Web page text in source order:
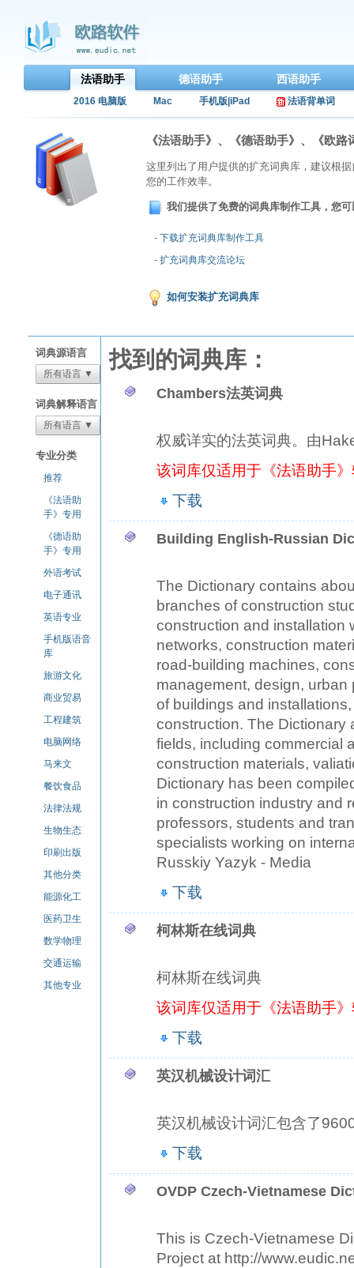
法语助手 德语助手 西语助手
2016 电脑版 Mac 手机版|iPad 法语背单词
《法语助手》、《德语助手》、《欧
这里列出了用户提供的扩充词典库，建议根
您的工作效率。
我们提供了免费的词典库制作工具，您
- 下载扩充词典库制作工具
- 扩充词典库交流论坛
如何安装扩充词典库
词典源语言
所有语言 ▼
词典解释语言
所有语言 ▼
专业分类
推荐
《法语助
手》专用
《德语助
手》专用
外语考试
电子通讯
英语专业
手机版语音
库
旅游文化
商业贸易
工程建筑
电脑网络
马来文
餐饮食品
法律法规
生物生态
印刷出版
其他分类
能源化工
医药卫生
数学物理
交通运输
其他专业
找到的词典库：
Chambers法英词典
权威详实的法英词典。由
该词库仅适用于《法语助手
下载
Building English-Russian
The Dictionary contains
branches of construction
construction and installation
networks, construction
road-building machines,
management, design,
of buildings and
construction. The Dictionary
fields, including commercial
construction materials,
Dictionary has been
in construction industry and
professors, students and
specialists working on
Russkiy Yazyk - Media
下载
柯林斯在线词典
柯林斯在线词典
该词库仅适用于《法语助手
下载
英汉机械设计词汇
英汉机械设计词汇包含了
下载
OVDP Czech-Vietnamese
This is Czech-Vietnamese
Project at http://